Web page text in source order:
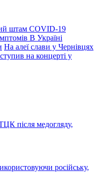
штам COVID-19
В Україні
На алеї слави у Чернівцях
на концерті у
після медогляду,
російську,